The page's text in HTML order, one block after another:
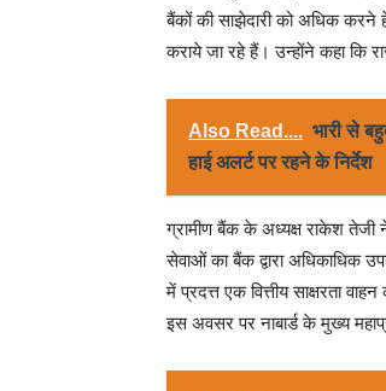
बैंकों की साझेदारी को अधिक करने हेतु
कराये जा रहे हैं। उन्होंने कहा कि
Also Read.... भारी से
हाई अलर्ट पर रहने के निर्देश
ग्रामीण बैंक के अध्यक्ष राकेश तेजी ने
सेवाओं का बैंक द्वारा अधिकाधिक
में प्रदत्त एक वित्तीय साक्षरता
इस अवसर पर नाबार्ड के मुख्य